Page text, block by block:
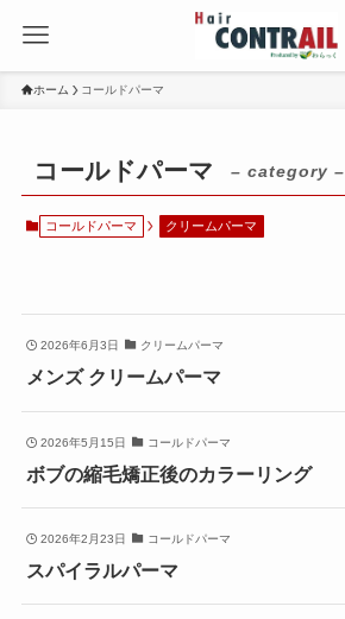
ホーム コールドパーマ
コールドパーマ – category –
コールドパーマ クリームパーマ
2026年6月3日 クリームパーマ
メンズ クリームパーマ
2026年5月15日 コールドパーマ
ボブの縮毛矯正後のカラーリング
2026年2月23日 コールドパーマ
スパイラルパーマ